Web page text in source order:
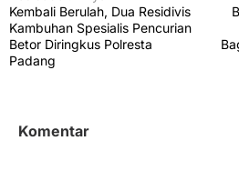
a
v
a
Kembali Berulah, Dua Residivis
Kambuhan Spesialis Pencurian
Betor Diringkus Polresta
Padang
Komentar